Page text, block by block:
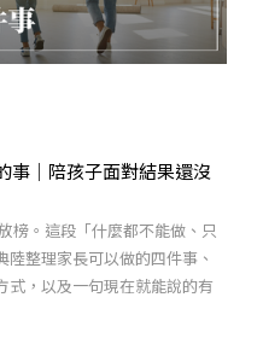
事｜陪孩子面對結果還沒
榜。這段「什麼都不能做、只
整理家長可以做的四件事、
式，以及一句現在就能說的有